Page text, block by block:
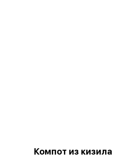
Компот из кизила